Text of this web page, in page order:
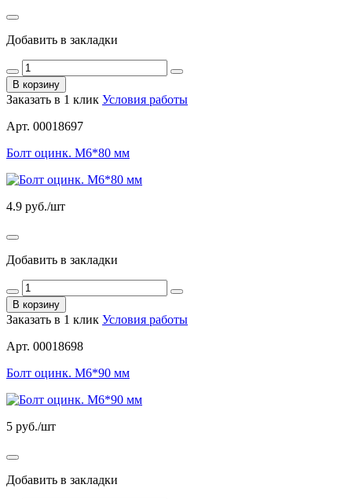
Добавить в закладки
В корзину
Заказать в 1 клик Условия работы
Арт. 00018697
Болт оцинк. М6*80 мм
4.9 руб./шт
Добавить в закладки
В корзину
Заказать в 1 клик Условия работы
Арт. 00018698
Болт оцинк. М6*90 мм
5 руб./шт
Добавить в закладки